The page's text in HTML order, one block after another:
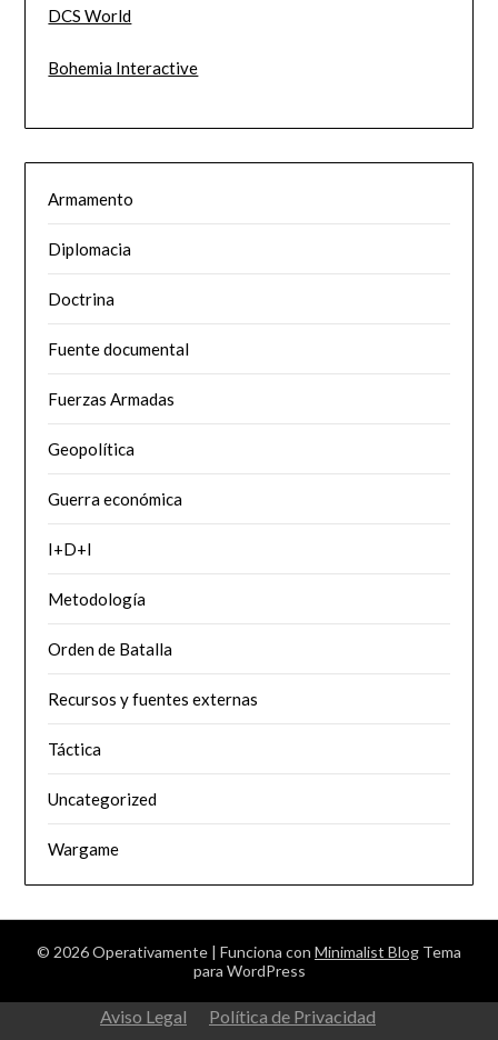
DCS World
Bohemia Interactive
Armamento
Diplomacia
Doctrina
Fuente documental
Fuerzas Armadas
Geopolítica
Guerra económica
I+D+I
Metodología
Orden de Batalla
Recursos y fuentes externas
Táctica
Uncategorized
Wargame
© 2026 Operativamente | Funciona con Minimalist Blog Tema
para WordPress
Aviso Legal Política de Privacidad